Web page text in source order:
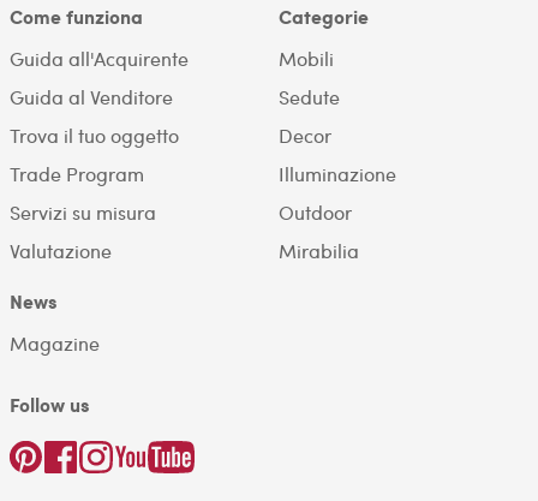
Come funziona
Guida all'Acquirente
Guida al Venditore
Trova il tuo oggetto
Trade Program
Servizi su misura
Valutazione
Categorie
Mobili
Sedute
Decor
Illuminazione
Outdoor
Mirabilia
News
Magazine
Follow us